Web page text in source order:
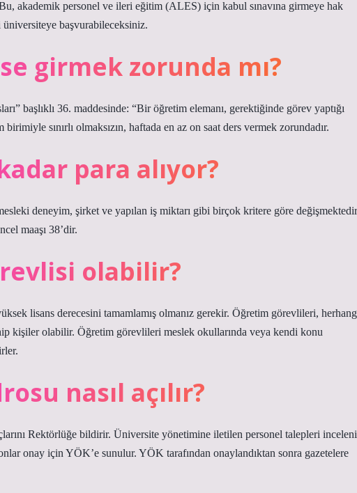
akademik personel ve ileri eğitim (ALES) için kabul sınavına girmeye hak
üniversiteye başvurabileceksiniz.
girmek zorunda mı?
başlıklı 36. maddesinde: “Bir öğretim elemanı, gerektiğinde görev yaptığı
sınırlı olmaksızın, haftada en az on saat ders vermek zorundadır.
para alıyor?
deneyim, şirket ve yapılan iş miktarı gibi birçok kritere göre
maaşı 38’dir.
olabilir?
lisans derecesini tamamlamış olmanız gerekir. Öğretim görevlileri,
kişiler olabilir. Öğretim görevlileri meslek okullarında veya kendi konu
nasıl açılır?
Rektörlüğe bildirir. Üniversite yönetimine iletilen personel talepleri
onay için YÖK’e sunulur. YÖK tarafından onaylandıktan sonra gazetelere